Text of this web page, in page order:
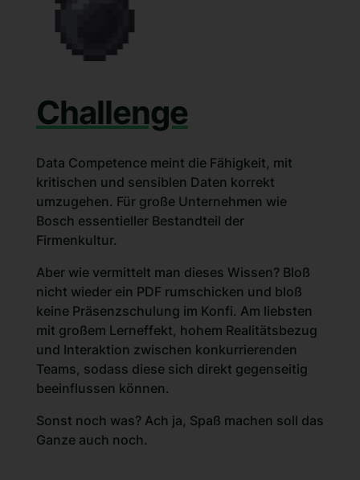
Challenge
Data Competence meint die Fähigkeit, mit
kritischen und sensiblen Daten korrekt
umzugehen. Für große Unternehmen wie
Bosch essentieller Bestandteil der
Firmenkultur.
Aber wie vermittelt man dieses Wissen? Bloß
nicht wieder ein PDF rumschicken und bloß
keine Präsenzschulung im Konfi. Am liebsten
mit großem Lerneffekt, hohem Realitätsbezug
und Interaktion zwischen konkurrierenden
Teams, sodass diese sich direkt gegenseitig
beeinflussen können.
Sonst noch was? Ach ja, Spaß machen soll das
Ganze auch noch.